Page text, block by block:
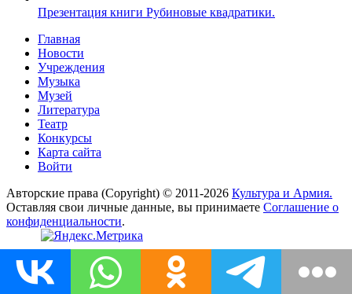
Презентация книги Рубиновые квадратики.
Главная
Новости
Учреждения
Музыка
Музей
Литература
Театр
Конкурсы
Карта сайта
Войти
Авторские права (Copyright) © 2011-2026 Культура и Армия.
Оставляя свои личные данные, вы принимаете Соглашение о
конфиденциальности.